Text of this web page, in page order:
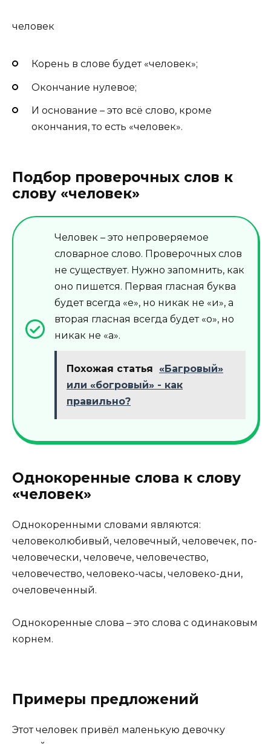
человек
Корень в слове будет «человек»;
Окончание нулевое;
И основание – это всё слово, кроме
окончания, то есть «человек».
Подбор проверочных слов к
слову «человек»
Человек – это непроверяемое
словарное слово. Проверочных слов
не существует. Нужно запомнить, как
оно пишется. Первая гласная буква
будет всегда «е», но никак не «и», а
вторая гласная всегда будет «о», но
никак не «а».
Похожая статья
«Багровый»
или «богровый» - как
правильно?
Однокоренные слова к слову
«человек»
Однокоренными словами являются:
человеколюбивый, человечный, человечек, по-
человечески, человече, человечество,
человечество, человеко-часы, человеко-дни,
очеловеченный.
Однокоренные слова – это слова с одинаковым
корнем.
Примеры предложений
Этот человек привёл маленькую девочку